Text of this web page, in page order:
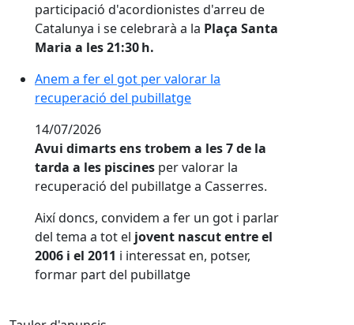
participació d'acordionistes d'arreu de
Catalunya i se celebrarà a la Plaça Santa
Maria a les 21:30 h.
Anem a fer el got per valorar la recuperació del
Anem a fer el got per valorar la
recuperació del pubillatge
14/07/2026
Avui dimarts ens trobem a les 7 de la
tarda a les piscines per valorar la
recuperació del pubillatge a Casserres.
Així doncs, convidem a fer un got i parlar
del tema a tot el jovent nascut entre el
2006 i el 2011 i interessat en, potser,
formar part del pubillatge